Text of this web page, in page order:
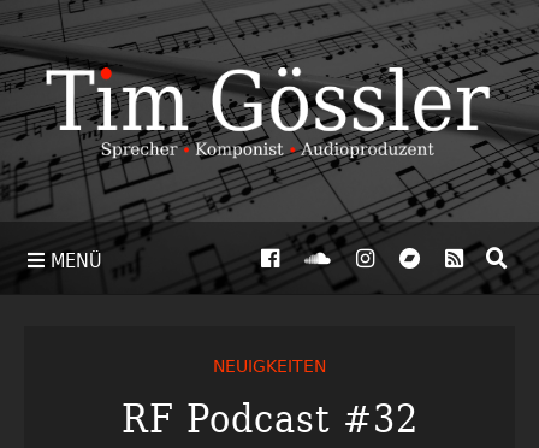
MENÜ
NEUIGKEITEN
RF Podcast #32